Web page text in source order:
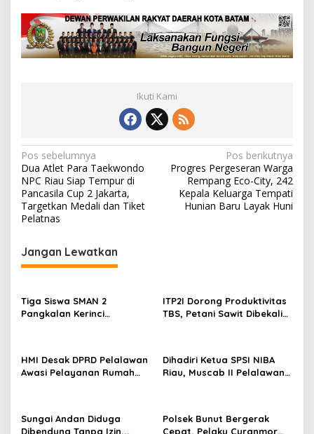
Ikuti Kami
N
a
v
i
a
i
p
s
Pos sebelumnya
Dua Atlet Para Taekwondo
NPC Riau Siap Tempur di
Pancasila Cup 2 Jakarta,
Targetkan Medali dan Tiket
Pelatnas
Pos berikutnya
Progres Pergeseran Warga
Rempang Eco-City, 242
Kepala Keluarga Tempati
Hunian Baru Layak Huni
Jangan Lewatkan
Tiga Siswa SMAN 2
Pangkalan Kerinci
ITP2I Dorong Produktivitas
TBS, Petani Sawit Dibekali
HMI Desak DPRD Pelalawan
Awasi Pelayanan Rumah
Dihadiri Ketua SPSI NIBA
Riau, Muscab II Pelalawan
Sungai Andan Diduga
Dibendung Tanpa Izin,
Polsek Bunut Bergerak
Cepat, Pelaku Curanmor